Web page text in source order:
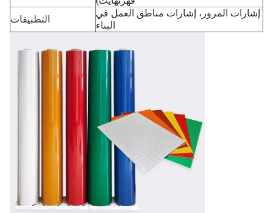
التطبيقات
إشارات المرور، إشارات مناطق العمل في
البناء